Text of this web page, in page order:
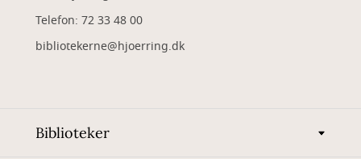
Telefon: 72 33 48 00
bibliotekerne@hjoerring.dk
Biblioteker